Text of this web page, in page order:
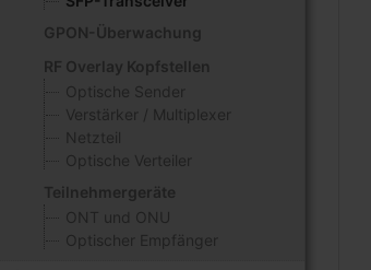
GPON-Überwachung
RF Overlay Kopfstellen
Optische Sender
Verstärker / Multiplexer
Netzteil
Optische Verteiler
Teilnehmergeräte
ONT und ONU
Optischer Empfänger